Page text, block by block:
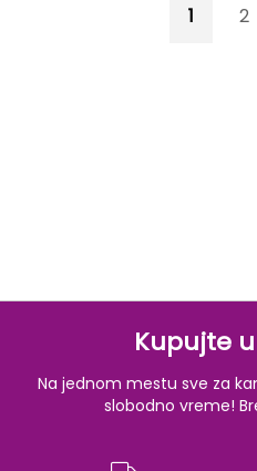
You're
1 2
Kupujte
Na jednom mestu sve za
slobodno vreme!